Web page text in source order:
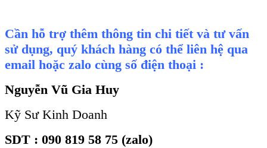
Cần hỗ trợ thêm thông tin chi tiết và tư vấn
sử dụng, quý khách hàng có thể liên hệ qua
email hoặc zalo cùng số điện thoại :
Nguyễn Vũ Gia Huy
Kỹ Sư Kinh Doanh
SDT : 090 819 58 75 (zalo)